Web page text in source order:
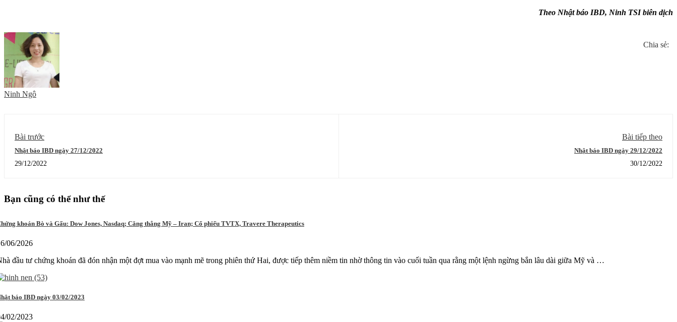
Theo Nhật báo IBD, Ninh TSI biên dịch
Chia sẻ:
Ninh Ngô
Bài trước
Nhật báo IBD ngày 27/12/2022
29/12/2022
Bài tiếp theo
Nhật báo IBD ngày 29/12/2022
30/12/2022
Bạn cũng có thể như thế
khoán Bò và Gấu: Dow Jones, Nasdaq; Căng thẳng Mỹ – Iran; Cổ phiếu TVTX, Travere Therapeutics
06/2026
đầu tư chứng khoán đã đón nhận một đợt mua vào mạnh mẽ trong phiên thứ Hai, được tiếp thêm niềm tin nhờ thông tin vào cuối tuần qua rằng một lệnh ngừng bắn lâu dài giữa Mỹ và …
báo IBD ngày 03/02/2023
02/2023